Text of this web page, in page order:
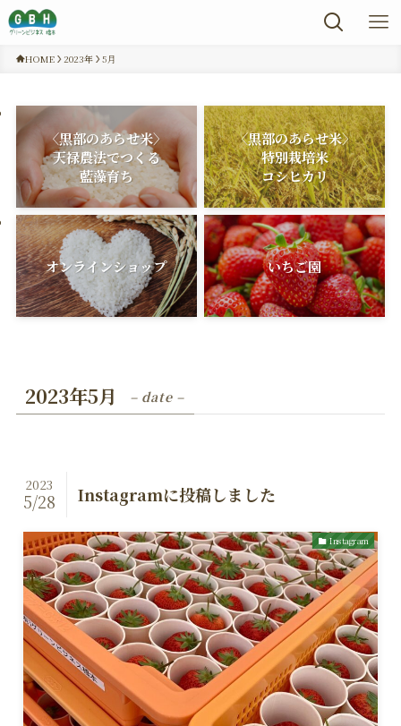
HOME 2023年 5月
〈黒部のあらせ米〉
天禄農法でつくる
藍藻育ち
〈黒部のあらせ米〉
特別栽培米
コシヒカリ
オンラインショップ いちご園
2023年5月 – date –
Instagramに投稿しました
2023
5/28
Instagram